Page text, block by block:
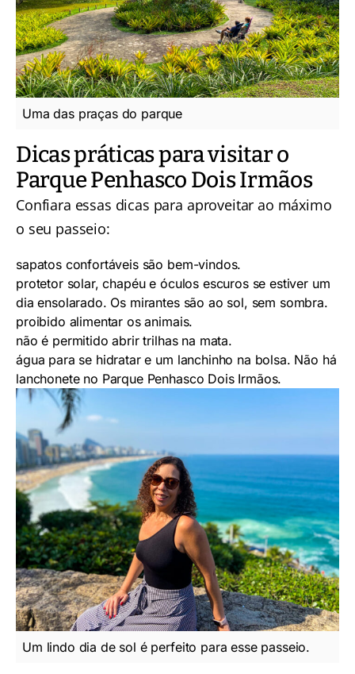
Uma das praças do parque
Dicas práticas para visitar o
Parque Penhasco Dois Irmãos
Confiara essas dicas para aproveitar ao máximo
o seu passeio:
sapatos confortáveis são bem-vindos.
protetor solar, chapéu e óculos escuros se estiver um
dia ensolarado. Os mirantes são ao sol, sem sombra.
proibido alimentar os animais.
não é permitido abrir trilhas na mata.
água para se hidratar e um lanchinho na bolsa. Não há
lanchonete no Parque Penhasco Dois Irmãos.
Um lindo dia de sol é perfeito para esse passeio.